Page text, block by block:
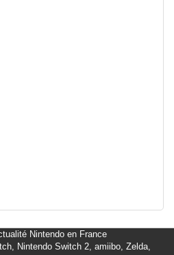
Nintendo en France
Nintendo Switch 2, amiibo, Zelda,